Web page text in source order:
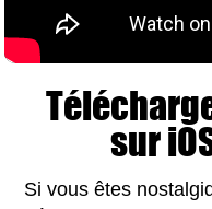
sur
Si vous êtes